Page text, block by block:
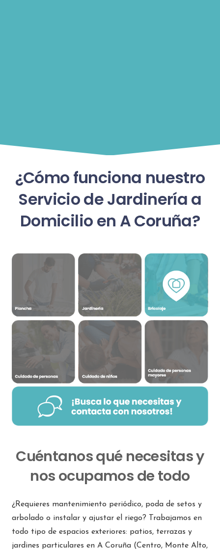
¿Cómo funciona nuestro
Servicio de Jardinería a
Domicilio en A Coruña?
Cuéntanos qué necesitas y
nos ocupamos de todo
¿Requieres mantenimiento periódico, poda de setos y
arbolado o instalar y ajustar el riego? Trabajamos en
todo tipo de espacios exteriores: patios, terrazas y
jardines particulares en A Coruña (Centro, Monte Alto,